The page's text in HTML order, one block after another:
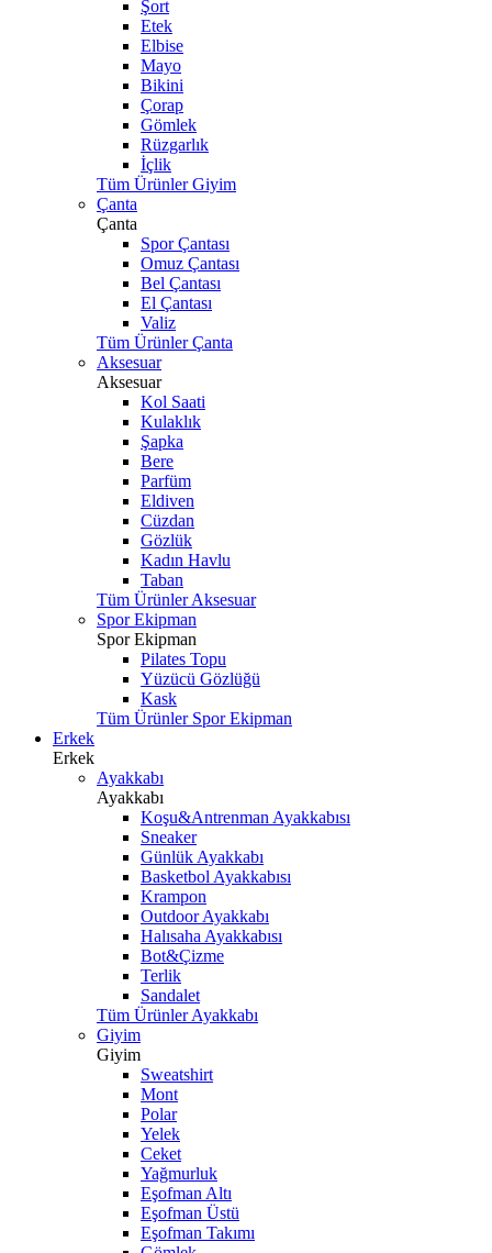
Şort
Etek
Elbise
Mayo
Bikini
Çorap
Gömlek
Rüzgarlık
İçlik
Tüm Ürünler Giyim
Çanta
Çanta
Spor Çantası
Omuz Çantası
Bel Çantası
El Çantası
Valiz
Tüm Ürünler Çanta
Aksesuar
Aksesuar
Kol Saati
Kulaklık
Şapka
Bere
Parfüm
Eldiven
Cüzdan
Gözlük
Kadın Havlu
Taban
Tüm Ürünler Aksesuar
Spor Ekipman
Spor Ekipman
Pilates Topu
Yüzücü Gözlüğü
Kask
Tüm Ürünler Spor Ekipman
Erkek
Erkek
Ayakkabı
Ayakkabı
Koşu&Antrenman Ayakkabısı
Sneaker
Günlük Ayakkabı
Basketbol Ayakkabısı
Krampon
Outdoor Ayakkabı
Halısaha Ayakkabısı
Bot&Çizme
Terlik
Sandalet
Tüm Ürünler Ayakkabı
Giyim
Giyim
Sweatshirt
Mont
Polar
Yelek
Ceket
Yağmurluk
Eşofman Altı
Eşofman Üstü
Eşofman Takımı